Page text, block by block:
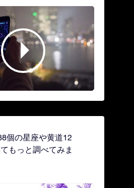
個の星座や黄道12
もっと調べてみま